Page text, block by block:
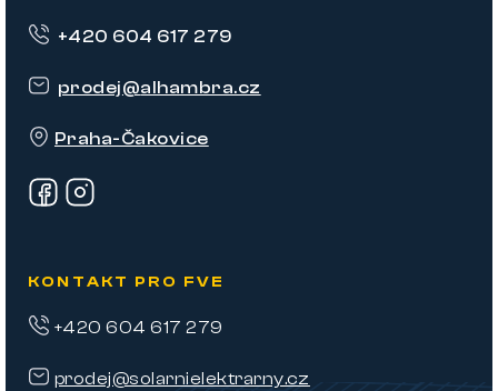
prodej@alhambra.cz
Praha-Čakovice
+420 604 617 279
KONTAKT PRO FVE
prodej@solarnielektrarny.cz
+420 604 617 279